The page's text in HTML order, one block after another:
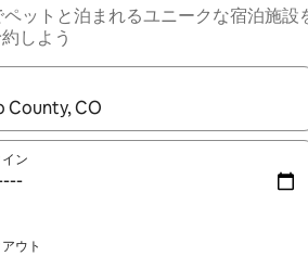
ットと泊まれるユニークな宿泊施設
しよう
が表示されたら、上下の矢印キーを使って
ン
ウト